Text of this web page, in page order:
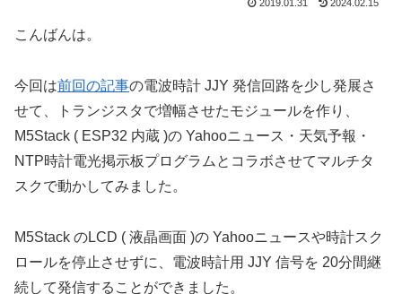
2019.01.31 2024.02.15
こんばんは。
今回は前回の記事の電波時計 JJY 発信回路を少し発展さ
せて、トランジスタで増幅させたモジュールを作り、
M5Stack ( ESP32 内蔵 )の Yahooニュース・天気予報・
NTP時計電光掲示板プログラムとコラボさせてマルチタ
スクで動かしてみました。
M5Stack のLCD ( 液晶画面 )の Yahooニュースや時計スク
ロールを停止させずに、電波時計用 JJY 信号を 20分間継
続して発信することができました。